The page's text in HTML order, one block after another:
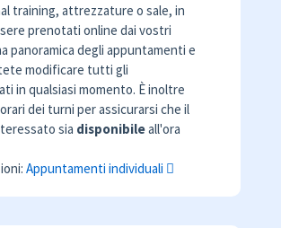
training, attrezzature o sale, in
prenotati online dai vostri
panoramica degli appuntamenti e
modificare tutti gli
in qualsiasi momento. È inoltre
dei turni per assicurarsi che il
sia disponibileall'ora
Appuntamenti individuali